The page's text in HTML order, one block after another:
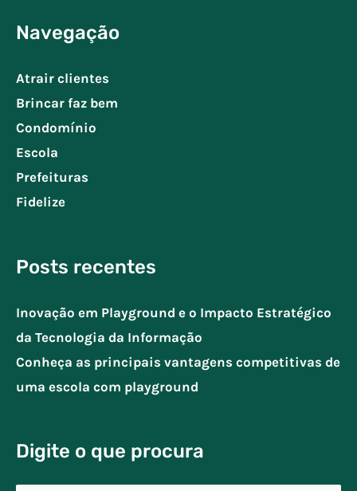
Navegação
Atrair clientes
Brincar faz bem
Condomínio
Escola
Prefeituras
Fidelize
Posts recentes
Inovação em Playground e o Impacto Estratégico
da Tecnologia da Informação
Conheça as principais vantagens competitivas de
uma escola com playground
Digite o que procura